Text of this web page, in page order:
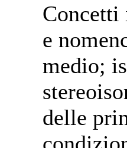
e
medio;
delle